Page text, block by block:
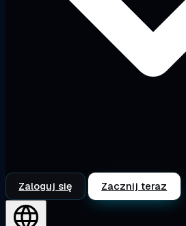
Zaloguj się Zacznij teraz